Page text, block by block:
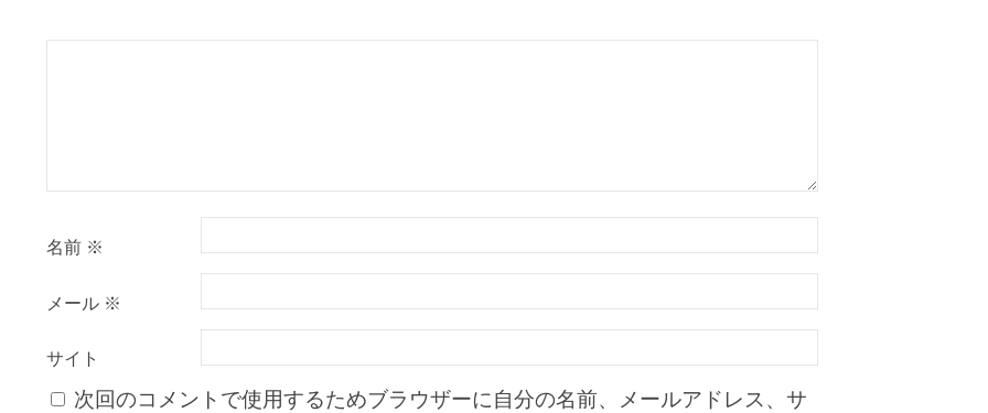
名前 ※
メール ※
サイト
次回のコメントで使用するためブラウザーに自分の名前、メールアドレス、サ